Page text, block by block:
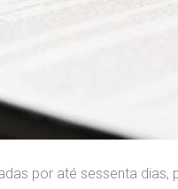
por até sessenta dias,